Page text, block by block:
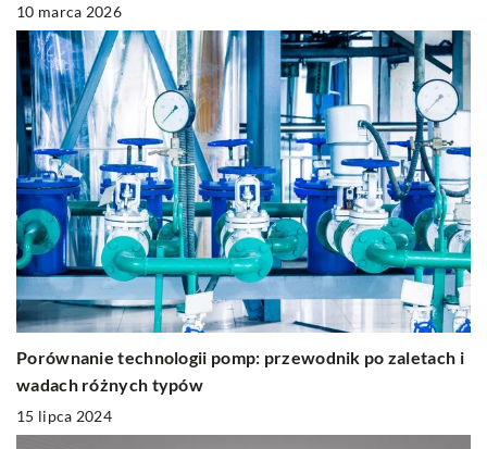
10 marca 2026
Porównanie technologii pomp: przewodnik po zaletach i
wadach różnych typów
15 lipca 2024